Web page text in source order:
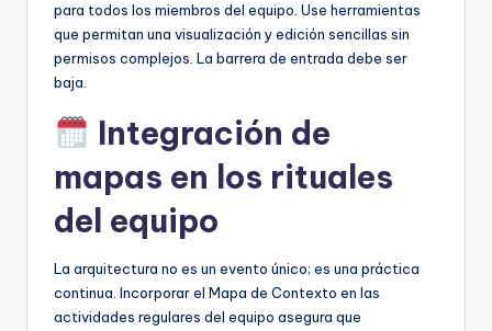
para todos los miembros del equipo. Use herramientas
que permitan una visualización y edición sencillas sin
permisos complejos. La barrera de entrada debe ser
baja.
Integración de
mapas en los rituales
del equipo
La arquitectura no es un evento único; es una práctica
continua. Incorporar el Mapa de Contexto en las
actividades regulares del equipo asegura que